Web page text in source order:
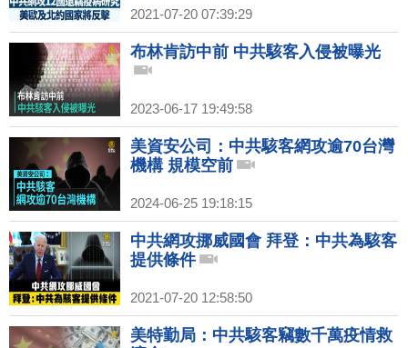
2021-07-20 07:39:29
布林肯訪中前 中共駭客入侵被曝光
2023-06-17 19:49:58
美資安公司：中共駭客網攻逾70台灣
機構 規模空前
2024-06-25 19:18:15
中共網攻挪威國會 拜登：中共為駭客
提供條件
2021-07-20 12:58:50
美特勤局：中共駭客竊數千萬疫情救